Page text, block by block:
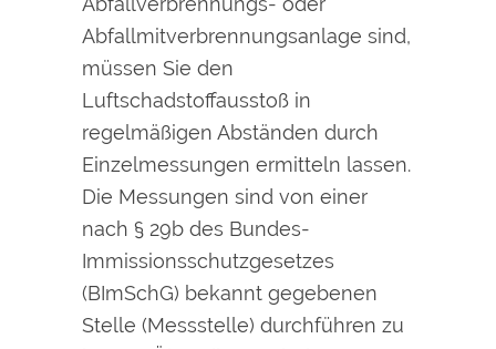
Abfallmitverbrennungsanlage sind,
müssen Sie den
Luftschadstoffausstoß in
regelmäßigen Abständen durch
Einzelmessungen ermitteln lassen.
Die Messungen sind von einer
nach § 29b des Bundes-
Immissionsschutzgesetzes
(BImSchG) bekannt gegebenen
Stelle (Messstelle) durchführen zu